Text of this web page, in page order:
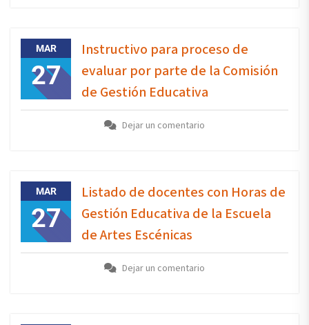
MAR
27
Instructivo para proceso de
evaluar por parte de la Comisión
de Gestión Educativa
Dejar un comentario
MAR
27
Listado de docentes con Horas de
Gestión Educativa de la Escuela
de Artes Escénicas
Dejar un comentario